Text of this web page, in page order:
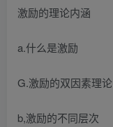
激励的理论内涵
a.什么是激励
G.激励的双因素理论
b,激励的不同层次